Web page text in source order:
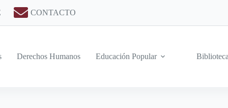
CONTACTO
Derechos Humanos Educación Popular Biblioteca